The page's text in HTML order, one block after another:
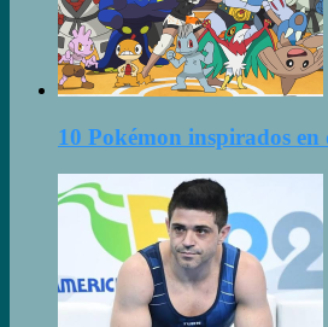
10 Pokémon inspirados en